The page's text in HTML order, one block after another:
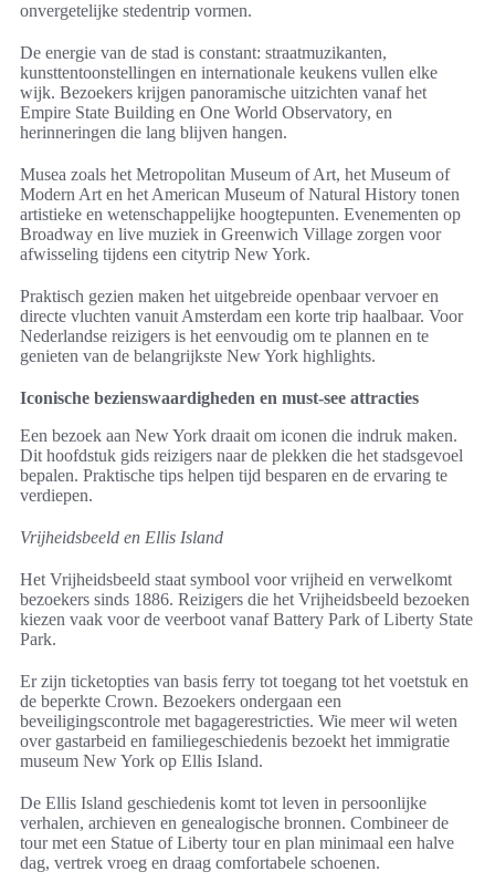
onvergetelijke stedentrip vormen.
De energie van de stad is constant: straatmuzikanten,
kunsttentoonstellingen en internationale keukens vullen elke
wijk. Bezoekers krijgen panoramische uitzichten vanaf het
Empire State Building en One World Observatory, en
herinneringen die lang blijven hangen.
Musea zoals het Metropolitan Museum of Art, het Museum of
Modern Art en het American Museum of Natural History tonen
artistieke en wetenschappelijke hoogtepunten. Evenementen op
Broadway en live muziek in Greenwich Village zorgen voor
afwisseling tijdens een citytrip New York.
Praktisch gezien maken het uitgebreide openbaar vervoer en
directe vluchten vanuit Amsterdam een korte trip haalbaar. Voor
Nederlandse reizigers is het eenvoudig om te plannen en te
genieten van de belangrijkste New York highlights.
Iconische bezienswaardigheden en must-see attracties
Een bezoek aan New York draait om iconen die indruk maken.
Dit hoofdstuk gids reizigers naar de plekken die het stadsgevoel
bepalen. Praktische tips helpen tijd besparen en de ervaring te
verdiepen.
Vrijheidsbeeld en Ellis Island
Het Vrijheidsbeeld staat symbool voor vrijheid en verwelkomt
bezoekers sinds 1886. Reizigers die het Vrijheidsbeeld bezoeken
kiezen vaak voor de veerboot vanaf Battery Park of Liberty State
Park.
Er zijn ticketopties van basis ferry tot toegang tot het voetstuk en
de beperkte Crown. Bezoekers ondergaan een
beveiligingscontrole met bagagerestricties. Wie meer wil weten
over gastarbeid en familiegeschiedenis bezoekt het immigratie
museum New York op Ellis Island.
De Ellis Island geschiedenis komt tot leven in persoonlijke
verhalen, archieven en genealogische bronnen. Combineer de
tour met een Statue of Liberty tour en plan minimaal een halve
dag, vertrek vroeg en draag comfortabele schoenen.